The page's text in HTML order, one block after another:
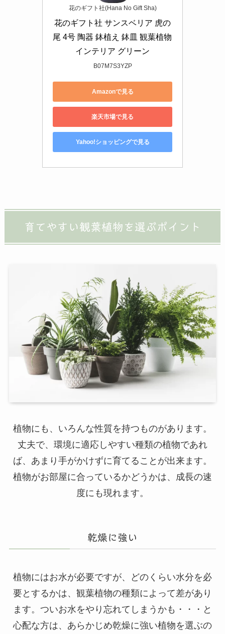
花のギフト社(Hana No Gift Sha)
花のギフト社 サンスベリア 虎の
尾 4号 陶器 鉢植え 鉢皿 観葉植物
インテリア グリーン
B07M7S3YZP
Amazonで見る
楽天市場で見る
Yahoo!ショッピングで見る
育てやすい観葉植物を選ぶポイント
植物にも、いろんな性質を持つものがあります。
丈夫で、環境に適応しやすい種類の植物であれ
ば、あまり手がかけずに育てることが出来ます。
植物がお部屋に合っているかどうかは、成長の速
度にも現れます。
乾燥に強い
植物にはお水が必要ですが、どのくらい水分を必
要とするかは、観葉植物の種類によって差があり
ます。ついお水をやり忘れてしまうかも・・・と
心配な方は、あらかじめ乾燥に強い植物を選ぶの